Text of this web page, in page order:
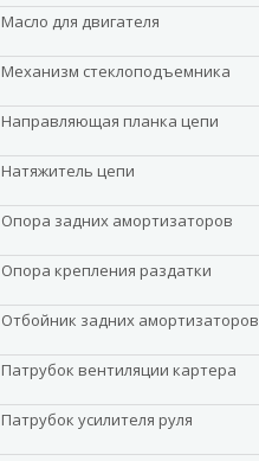
Масло для двигателя
Механизм стеклоподъемника
Направляющая планка цепи
Натяжитель цепи
Опора задних амортизаторов
Опора крепления раздатки
Отбойник задних амортизаторов
Патрубок вентиляции картера
Патрубок усилителя руля